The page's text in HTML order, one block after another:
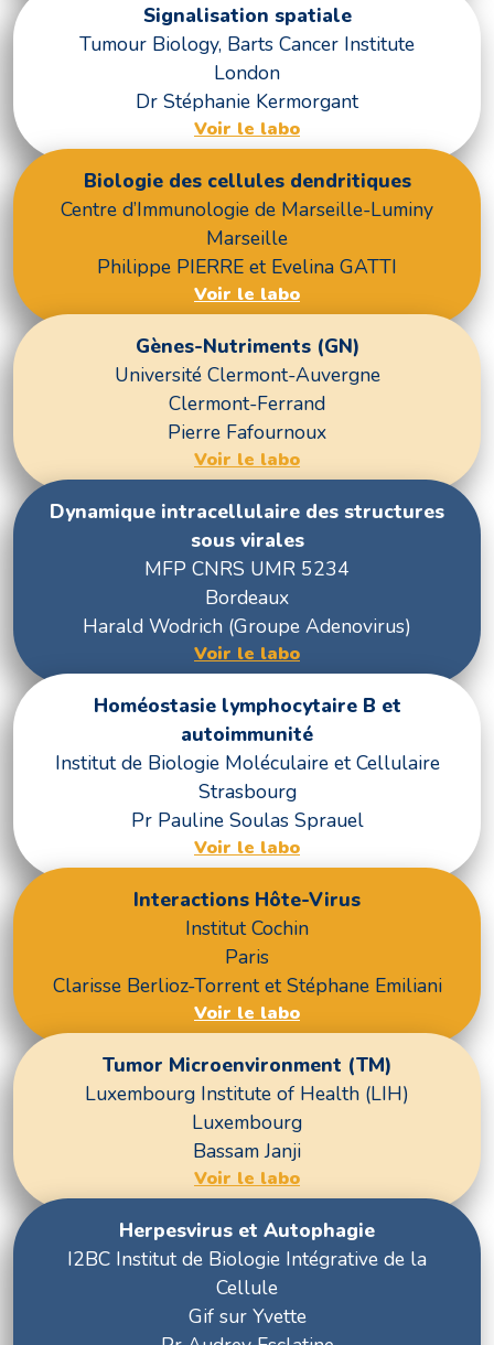
Signalisation spatiale
Tumour Biology, Barts Cancer Institute
London
Dr Stéphanie Kermorgant
Voir le labo
Biologie des cellules dendritiques
Centre d’Immunologie de Marseille-Luminy
Marseille
Philippe PIERRE et Evelina GATTI
Voir le labo
Gènes-Nutriments (GN)
Université Clermont-Auvergne
Clermont-Ferrand
Pierre Fafournoux
Voir le labo
Dynamique intracellulaire des structures
sous virales
MFP CNRS UMR 5234
Bordeaux
Harald Wodrich (Groupe Adenovirus)
Voir le labo
Homéostasie lymphocytaire B et
autoimmunité
Institut de Biologie Moléculaire et Cellulaire
Strasbourg
Pr Pauline Soulas Sprauel
Voir le labo
Interactions Hôte-Virus
Institut Cochin
Paris
Clarisse Berlioz-Torrent et Stéphane Emiliani
Voir le labo
Tumor Microenvironment (TM)
Luxembourg Institute of Health (LIH)
Luxembourg
Bassam Janji
Voir le labo
Herpesvirus et Autophagie
I2BC Institut de Biologie Intégrative de la
Cellule
Gif sur Yvette